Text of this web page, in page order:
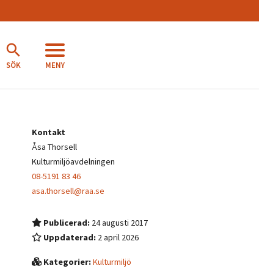
SÖK MENY
Kontakt
Åsa Thorsell
Kulturmiljöavdelningen
08-5191 83 46
asa.thorsell@raa.se
Publicerad: 24 augusti 2017
Uppdaterad: 2 april 2026
Kategorier:Kulturmiljö